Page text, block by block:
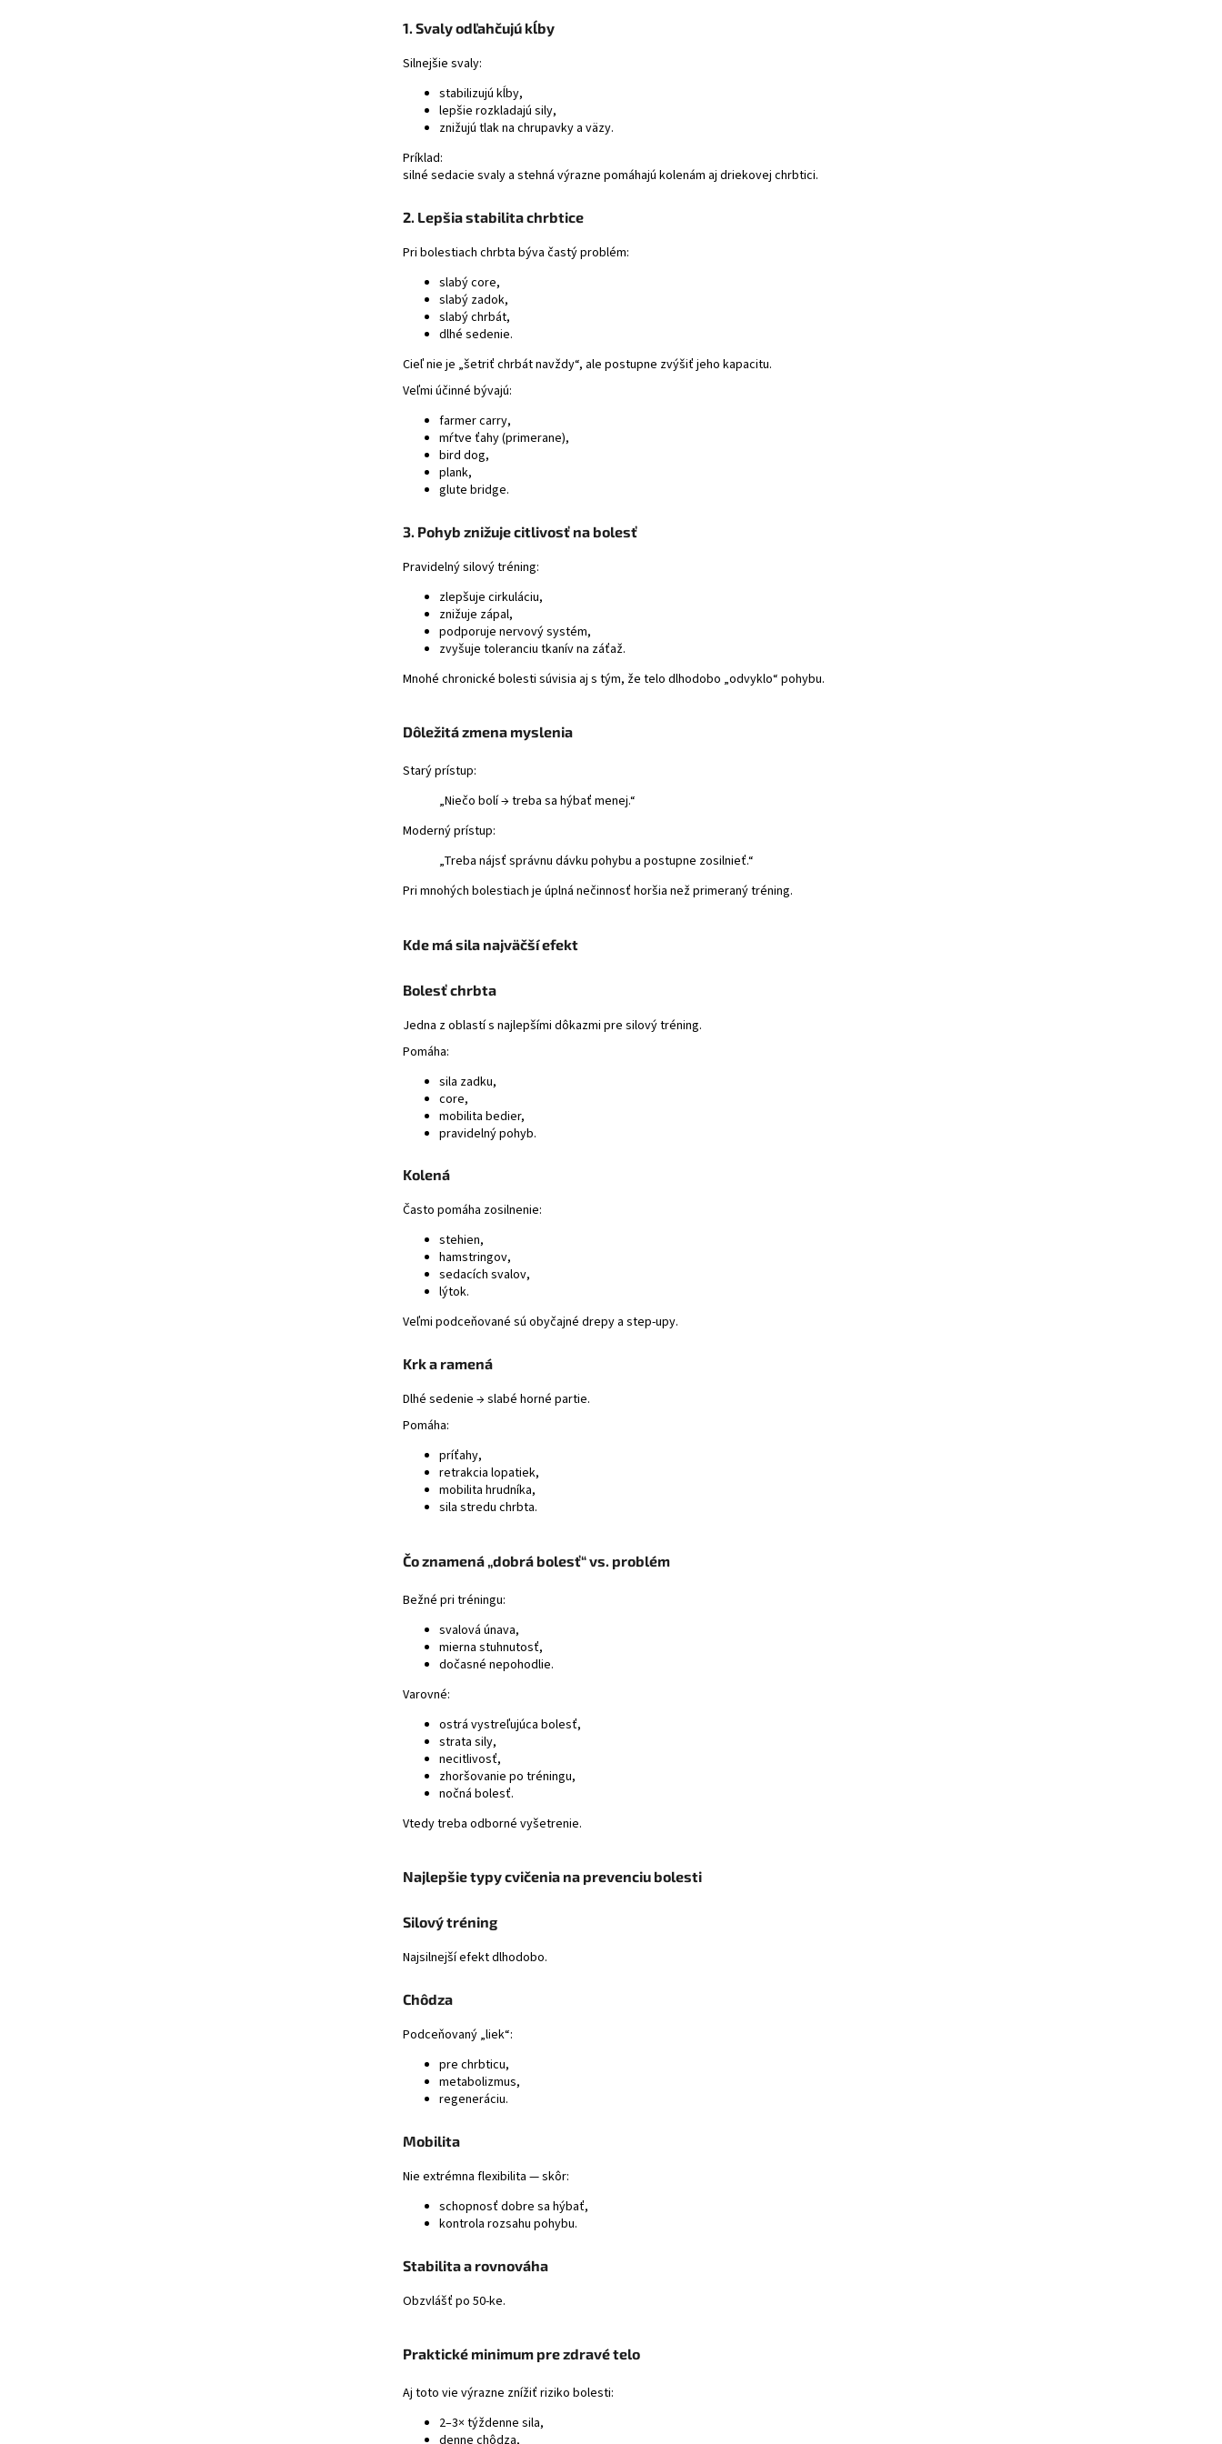
1. Svaly odľahčujú kĺby
Silnejšie svaly:
stabilizujú kĺby,
lepšie rozkladajú sily,
znižujú tlak na chrupavky a väzy.
Príklad:
silné sedacie svaly a stehná výrazne pomáhajú kolenám aj driekovej chrbtici.
2. Lepšia stabilita chrbtice
Pri bolestiach chrbta býva častý problém:
slabý core,
slabý zadok,
slabý chrbát,
dlhé sedenie.
Cieľ nie je „šetriť chrbát navždy“, ale postupne zvýšiť jeho kapacitu.
Veľmi účinné bývajú:
farmer carry,
mŕtve ťahy (primerane),
bird dog,
plank,
glute bridge.
3. Pohyb znižuje citlivosť na bolesť
Pravidelný silový tréning:
zlepšuje cirkuláciu,
znižuje zápal,
podporuje nervový systém,
zvyšuje toleranciu tkanív na záťaž.
Mnohé chronické bolesti súvisia aj s tým, že telo dlhodobo „odvyklo“ pohybu.
Dôležitá zmena myslenia
Starý prístup:
„Niečo bolí → treba sa hýbať menej.“
Moderný prístup:
„Treba nájsť správnu dávku pohybu a postupne zosilnieť.“
Pri mnohých bolestiach je úplná nečinnosť horšia než primeraný tréning.
Kde má sila najväčší efekt
Bolesť chrbta
Jedna z oblastí s najlepšími dôkazmi pre silový tréning.
Pomáha:
sila zadku,
core,
mobilita bedier,
pravidelný pohyb.
Kolená
Často pomáha zosilnenie:
stehien,
hamstringov,
sedacích svalov,
lýtok.
Veľmi podceňované sú obyčajné drepy a step-upy.
Krk a ramená
Dlhé sedenie → slabé horné partie.
Pomáha:
príťahy,
retrakcia lopatiek,
mobilita hrudníka,
sila stredu chrbta.
Čo znamená „dobrá bolesť“ vs. problém
Bežné pri tréningu:
svalová únava,
mierna stuhnutosť,
dočasné nepohodlie.
Varovné:
ostrá vystreľujúca bolesť,
strata sily,
necitlivosť,
zhoršovanie po tréningu,
nočná bolesť.
Vtedy treba odborné vyšetrenie.
Najlepšie typy cvičenia na prevenciu bolesti
Silový tréning
Najsilnejší efekt dlhodobo.
Chôdza
Podceňovaný „liek“:
pre chrbticu,
metabolizmus,
regeneráciu.
Mobilita
Nie extrémna flexibilita — skôr:
schopnosť dobre sa hýbať,
kontrola rozsahu pohybu.
Stabilita a rovnováha
Obzvlášť po 50-ke.
Praktické minimum pre zdravé telo
Aj toto vie výrazne znížiť riziko bolesti:
2–3× týždenne sila,